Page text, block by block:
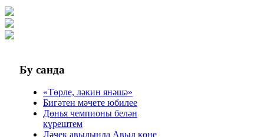
Бу санда
«Төрле, ләкин янәшә»
Бигәтен мәчете юбилее
Дөнья чемпионы белән
күрештем
Ләчек авылында Авыл көне